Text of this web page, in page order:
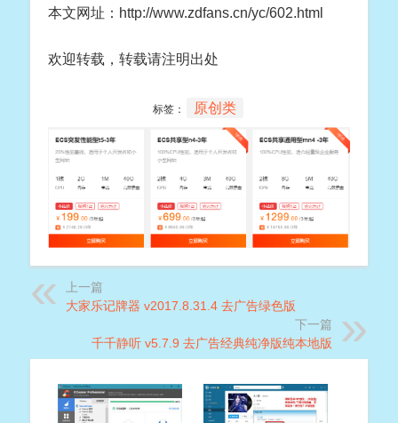
本文网址：http://www.zdfans.cn/yc/602.html
欢迎转载，转载请注明出处
标签： 原创类
上一篇
大家乐记牌器 v2017.8.31.4 去广告绿色版
下一篇
千千静听 v5.7.9 去广告经典纯净版纯本地版